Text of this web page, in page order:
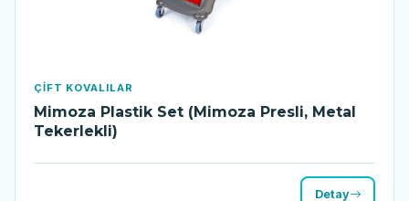
ÇIFT KOVALILAR
Mimoza Plastik Set (Mimoza Presli, Metal
Tekerlekli)
Detay